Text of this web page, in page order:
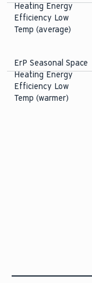
Heating Energy
Efficiency Low
Temp (average)
ErP Seasonal Space
Heating Energy
Efficiency Low
Temp (warmer)